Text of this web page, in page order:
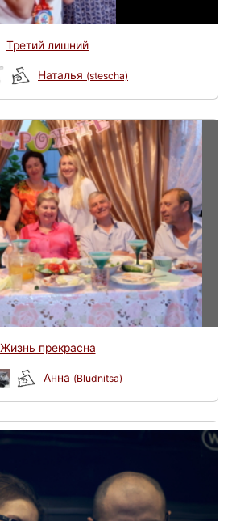
Третий лишний
Наталья (stescha)
Жизнь прекрасна
Анна (Bludnitsa)